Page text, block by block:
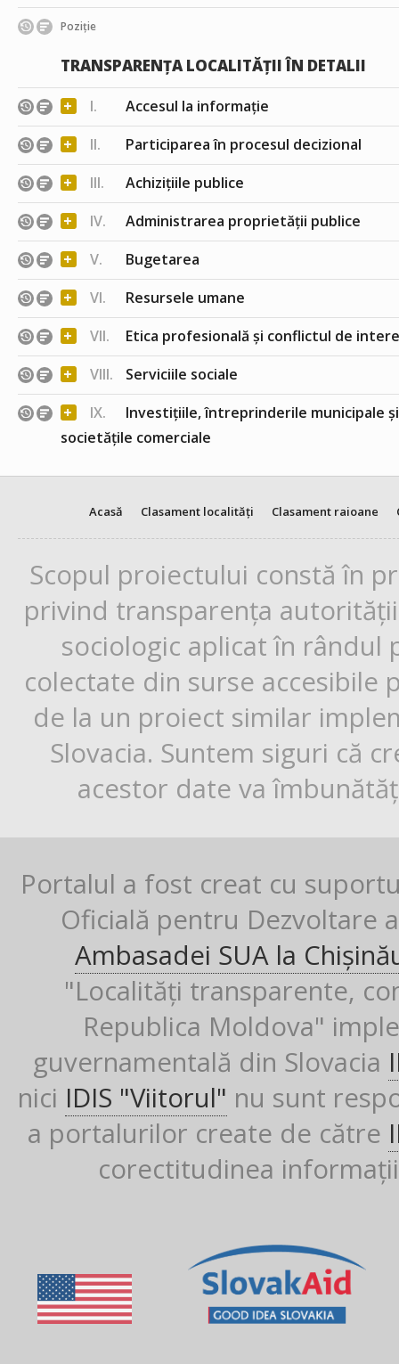
Poziție
TRANSPARENȚA LOCALITĂȚII ÎN DETALII
+
I. Accesul la informație
+ II. Participarea în procesul decizional
+ III. Achizițiile publice
+ IV. Administrarea proprietății publice
+ V. Bugetarea
+ VI. Resursele umane
+ VII. Etica profesională și conflictul de
+ VIII. Serviciile sociale
+ IX.
Investițiile, întreprinderile municipale
societățile comerciale
Acasă Clasament localități Clasament raioane
Scopul proiectului constă în
privind transparența
sociologic aplicat în rândul
colectate din surse
de la un proiect similar
Slovacia. Suntem siguri că
acestor date va
Portalul a fost creat cu
Oficială pentru Dezvoltare
Ambasadei SUA la
"Localități transparente,
Republica Moldova"
guvernamentală din Slovacia
nici IDIS "Viitorul" nu sunt
a portalurilor create de către
corectitudinea